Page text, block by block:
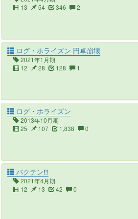
13
54 346 2
ログ・ホライズン 円卓崩壊
2021年1月期
12
28 128 1
ログ・ホライズン
2013年10月期
25
107 1,838 0
バクテン!!
2021年4月期
12
13 42 0